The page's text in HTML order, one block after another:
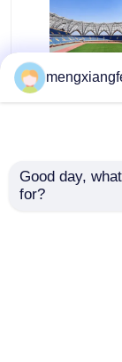
Q235 বাঁকা ইস্পাত
ঢেউতোলা ধাতু ছাদ
Good day,
for?